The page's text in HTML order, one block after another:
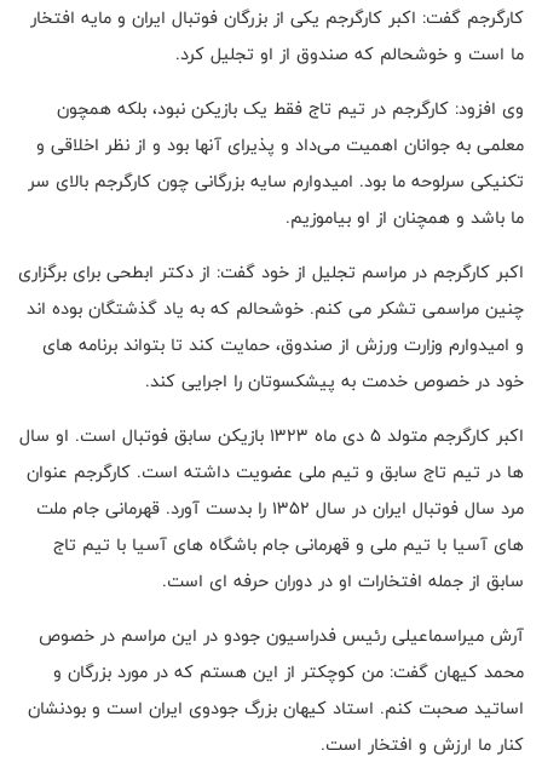
کارگرجم گفت: اکبر کارگرجم یکی از بزرگان فوتبال ایران و مایه افتخار
ما است و خوشحالم که صندوق از او تجلیل کرد.
وی افزود: کارگرجم در تیم تاج فقط یک بازیکن نبود، بلکه همچون
معلمی به جوانان اهمیت می‌داد و پذیرای آنها بود و از نظر اخلاقی و
تکنیکی سرلوحه ما بود. امیدوارم سایه بزرگانی چون کارگرجم بالای سر
ما باشد و همچنان از او بیاموزیم.
اکبر کارگرجم در مراسم تجلیل از خود گفت: از دکتر ابطحی برای برگزاری
چنین مراسمی تشکر می کنم. خوشحالم که به یاد گذشتگان بوده اند
و امیدوارم وزارت ورزش از صندوق، حمایت کند تا بتواند برنامه های
خود در خصوص خدمت به پیشکسوتان را اجرایی کند.
اکبر کارگرجم متولد ۵ دی ماه ۱۳۲۳ بازیکن سابق فوتبال است. او سال
ها در تیم تاج سابق و تیم ملی عضویت داشته است. کارگرجم عنوان
مرد سال فوتبال ایران در سال ۱۳۵۲ را بدست آورد. قهرمانی جام ملت
های آسیا با تیم ملی و قهرمانی جام باشگاه های آسیا با تیم تاج
سابق از جمله افتخارات او در دوران حرفه ای است.
آرش میراسماعیلی رئیس فدراسیون جودو در این مراسم در خصوص
محمد کیهان گفت: من کوچکتر از این هستم که در مورد بزرگان و
اساتید صحبت کنم. استاد کیهان بزرگ جودوی ایران است و بودنشان
کنار ما ارزش و افتخار است.